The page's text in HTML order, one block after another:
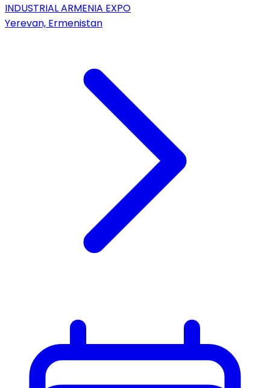
INDUSTRIAL ARMENIA EXPO
Yerevan, Ermenistan